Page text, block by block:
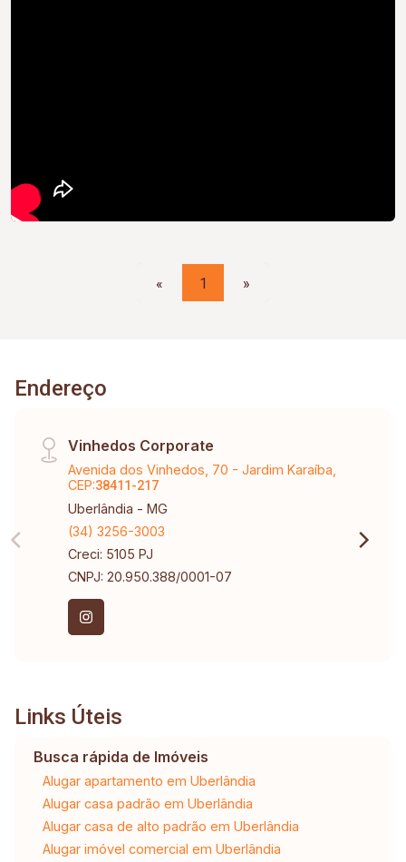
« 1 »
Endereço
Vinhedos Corporate
Avenida dos Vinhedos, 70 - Jardim Karaíba,
CEP:38411-217
Uberlândia - MG
(34) 3256-3003
Creci: 5105 PJ
CNPJ: 20.950.388/0001-07
Links Úteis
Busca rápida de Imóveis
Alugar apartamento em Uberlândia
Alugar casa padrão em Uberlândia
Alugar casa de alto padrão em Uberlândia
Alugar imóvel comercial em Uberlândia